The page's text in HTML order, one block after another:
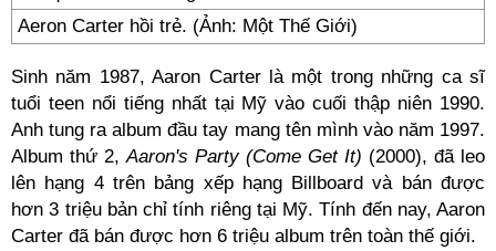
Aeron Carter hồi trẻ. (Ảnh: Một Thế Giới)
Sinh năm 1987, Aaron Carter là một trong những ca sĩ
tuổi teen nổi tiếng nhất tại Mỹ vào cuối thập niên 1990.
Anh tung ra album đầu tay mang tên mình vào năm 1997.
Album thứ 2,Aaron's Party (Come Get It) (2000), đã leo
lên hạng 4 trên bảng xếp hạng Billboard và bán được
hơn 3 triệu bản chỉ tính riêng tại Mỹ. Tính đến nay, Aaron
Carter đã bán được hơn 6 triệu album trên toàn thế giới.